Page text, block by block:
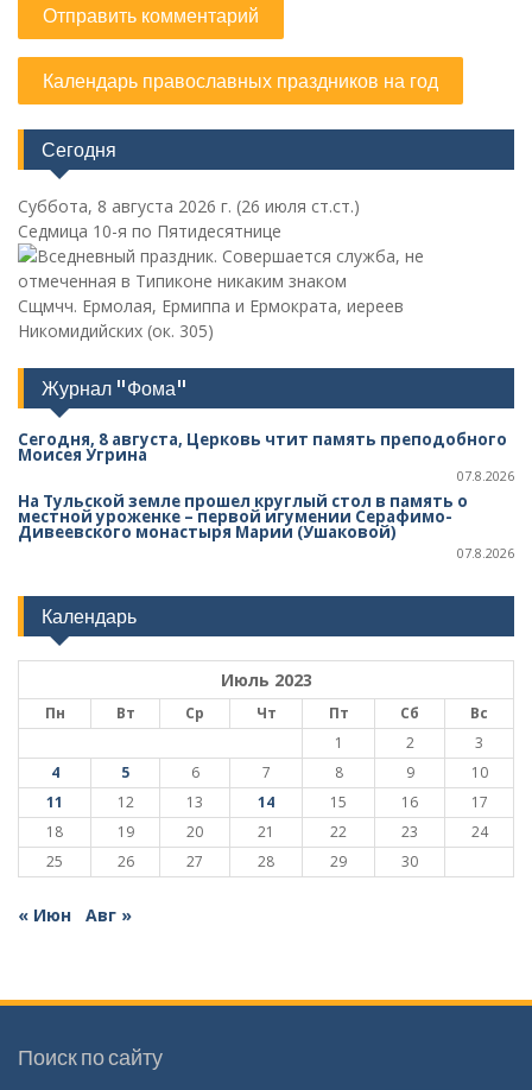
Календарь православных праздников на год
Сегодня
Суббота, 8 августа 2026 г. (26 июля ст.ст.)
Седмица 10-я по Пятидесятнице
Сщмчч. Ермолая, Ермиппа и Ермократа, иереев
Никомидийских (ок. 305)
Журнал "Фома"
Сегодня, 8 августа, Церковь чтит память преподобного
Моисея Угрина
07.8.2026
На Тульской земле прошел круглый стол в память о
местной уроженке – первой игумении Серафимо-
Дивеевского монастыря Марии (Ушаковой)
07.8.2026
Календарь
Июль 2023
Пн Вт Ср Чт Пт Сб
Вс
1
2
3
4
5 6 7 8 9
10
11
12 13 14 15 16
17
18
19 20 21 22 23
24
25
26 27 28 29 30
« Июн Авг »
Поиск по сайту